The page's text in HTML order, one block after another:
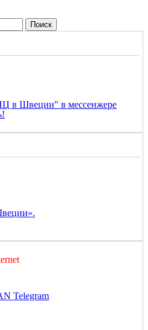
в Швеции" в мессенжере
Telegram